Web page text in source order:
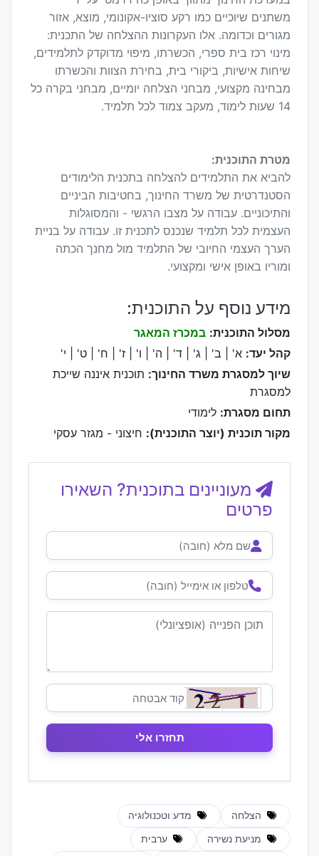
משתנים שיוכיים כמו רקע סוציו-אקונומי, מוצא, אזור
מגורים וכדומה. אלו העקרונות ההצלחה של התכנית:
מינוי רכז בית ספרי, הכשרתו, מיפוי מדוקדק לתלמידים,
שיחות אישיות, ביקורי בית, בחירת הצוות והכשרתו
מבחינה מקצועי, מבחני הצלחה יומיים, מבחני בקרה כל
14 שעות לימוד, מעקב צמוד לכל תלמיד.
מטרת התוכנית:
להביא את התלמידים להצלחה בתכנית הלימודים
הסטנדרטית של משרד החינוך, בחטיבות הביניים
והתיכוניים. עבודה על מצבו הרגשי - והמסוגלות
העצמית לכל תלמיד שנכנס לתכנית זו. עבודה על בניית
הערך העצמי החיובי של התלמיד מול מחנך הכתה
ומוריו באופן אישי ומקצועי.
מידע נוסף על התוכנית:
מסלול התוכנית: במכרז המאגר
קהל יעד: א' | ב' | ג' | ד' | ה' | ו' | ז' | ח' | ט' | י'
שיוך למסגרת משרד החינוך: תוכנית איננה שייכת
למסגרת
תחום מסגרת: לימודי
מקור תוכנית (יוצר התוכנית): חיצוני - מגזר עסקי
מעוניינים בתוכנית? השאירו
פרטים
הצלחה מדע וטכנולוגיה
מניעת נשירה ערבית